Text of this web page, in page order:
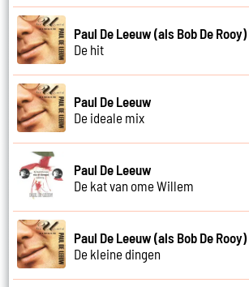
Paul De Leeuw (als Bob De Rooy)
De hit
Paul De Leeuw
De ideale mix
Paul De Leeuw
De kat van ome Willem
Paul De Leeuw (als Bob De Rooy)
De kleine dingen